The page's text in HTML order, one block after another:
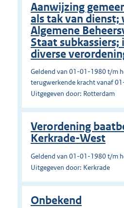
Aanwijzing
als tak van dienst;
Algemene
Staat
diverse
Geldend van 01-01-1980 t/m
terugwerkende kracht vanaf
Uitgegeven door: Rotterdam
Verordening
Kerkrade-West
Geldend van 01-01-1980 t/m
Uitgegeven door: Kerkrade
Onbekend